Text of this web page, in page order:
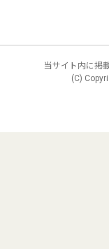
当サイト内に掲
(C)